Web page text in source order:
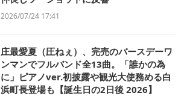
2026/07/24 17:41
庄最愛夏（圧ねぇ）、完売のバースデーワ
ンマンでフルバンド全13曲。「誰かの為
に」ピアノver.初披露や観光大使務める白
浜町長登場も【誕生日の2日後 2026】